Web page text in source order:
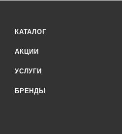
КАТАЛОГ
АКЦИИ
УСЛУГИ
БРЕНДЫ